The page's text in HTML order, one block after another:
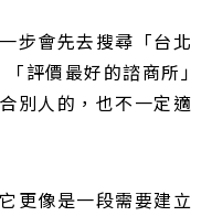
步會先去搜尋「台北
評價最好的諮商所」
別人的，也不一定適
更像是一段需要建立